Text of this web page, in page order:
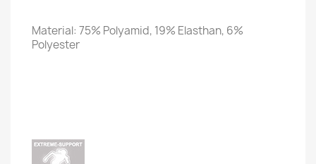
Material: 75% Polyamid, 19% Elasthan, 6%
Polyester